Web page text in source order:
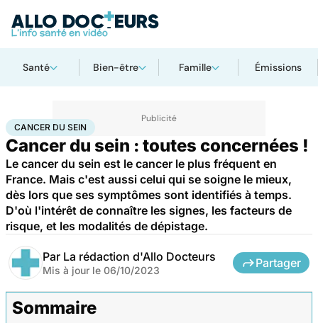
Santé Bien-être Famille Émissions
AccueilSanté Maladies Cancer du sein
CANCER DU SEIN
Cancer du sein : toutes concernées !
Le cancer du sein est le cancer le plus fréquent en
France. Mais c'est aussi celui qui se soigne le mieux,
dès lors que ses symptômes sont identifiés à temps.
D'où l'intérêt de connaître les signes, les facteurs de
risque, et les modalités de dépistage.
Par La rédaction d'Allo Docteurs
Mis à jour le 06/10/2023
Partager
Sommaire